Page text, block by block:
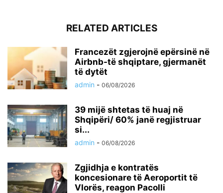
RELATED ARTICLES
Francezët zgjerojnë epërsinë në
Airbnb-të shqiptare, gjermanët
të dytët
admin - 06/08/2026
39 mijë shtetas të huaj në
Shqipëri/ 60% janë regjistruar
si...
admin - 06/08/2026
Zgjidhja e kontratës
koncesionare të Aeroportit të
Vlorës, reagon Pacolli